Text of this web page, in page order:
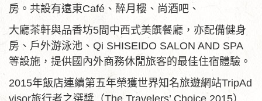
房。共設有遠東Café、醉月樓、尚酒吧、
大廳茶軒與品香坊5間中西式美饌餐廳，亦配備健身
房、戶外游泳池、Qi SHISEIDO SALON AND SPA
等設施，提供國內外商務休閒旅客的最佳住宿體驗。
2015年飯店連續第五年榮獲世界知名旅遊網站TripAd